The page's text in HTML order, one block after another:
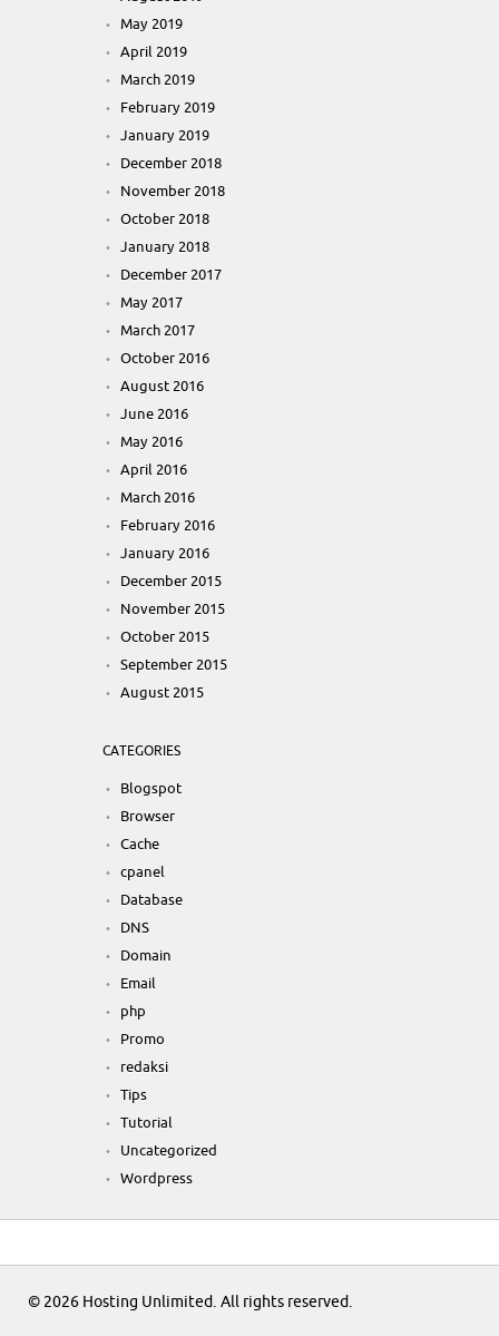
May 2019
April 2019
March 2019
February 2019
January 2019
December 2018
November 2018
October 2018
January 2018
December 2017
May 2017
March 2017
October 2016
August 2016
June 2016
May 2016
April 2016
March 2016
February 2016
January 2016
December 2015
November 2015
October 2015
September 2015
August 2015
CATEGORIES
Blogspot
Browser
Cache
cpanel
Database
DNS
Domain
Email
php
Promo
redaksi
Tips
Tutorial
Uncategorized
Wordpress
© 2026 Hosting Unlimited . All rights reserved.